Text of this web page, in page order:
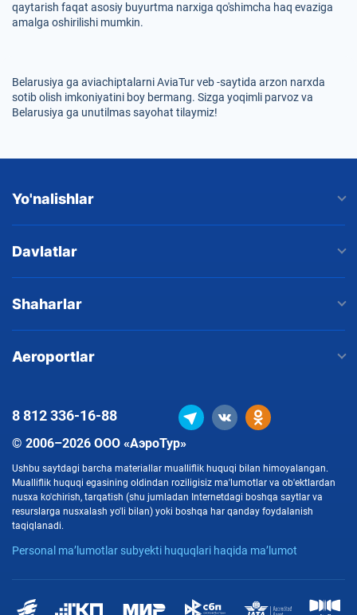
qaytarish faqat asosiy buyurtma narxiga qo'shimcha haq evaziga
amalga oshirilishi mumkin.
Belarusiya ga aviachiptalarni AviaTur veb -saytida arzon narxda
sotib olish imkoniyatini boy bermang. Sizga yoqimli parvoz va
Belarusiya ga unutilmas sayohat tilaymiz!
Yo'nalishlar
Davlatlar
Shaharlar
Aeroportlar
© 2006–2026 ООО «АэроТур»
Ushbu saytdagi barcha materiallar mualliflik huquqi bilan himoyalangan.
Mualliflik huquqi egasining oldindan roziligisiz ma'lumotlar va ob'ektlardan
nusxa ko'chirish, tarqatish (shu jumladan Internetdagi boshqa saytlar va
resurslarga nusxalash yo'li bilan) yoki boshqa har qanday foydalanish
taqiqlanadi.
Personal ma’lumotlar subyekti huquqlari haqida ma’lumot
8 812336-16-88